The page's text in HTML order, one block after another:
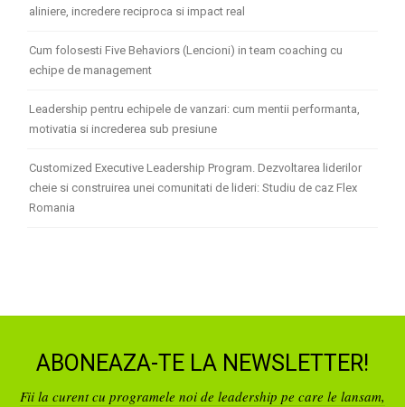
aliniere, incredere reciproca si impact real
Cum folosesti Five Behaviors (Lencioni) in team coaching cu
echipe de management
Leadership pentru echipele de vanzari: cum mentii performanta,
motivatia si increderea sub presiune
Customized Executive Leadership Program. Dezvoltarea liderilor
cheie si construirea unei comunitati de lideri: Studiu de caz Flex
Romania
ABONEAZA-TE LA NEWSLETTER!
Fii la curent cu programele noi de leadership pe care le lansam,